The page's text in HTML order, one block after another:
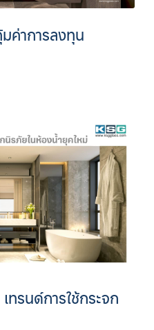
ค่าการลงทุน
รนด์การใช้กระจก